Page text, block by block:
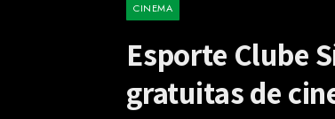
CINEMA
Esporte Clube
gratuitas de